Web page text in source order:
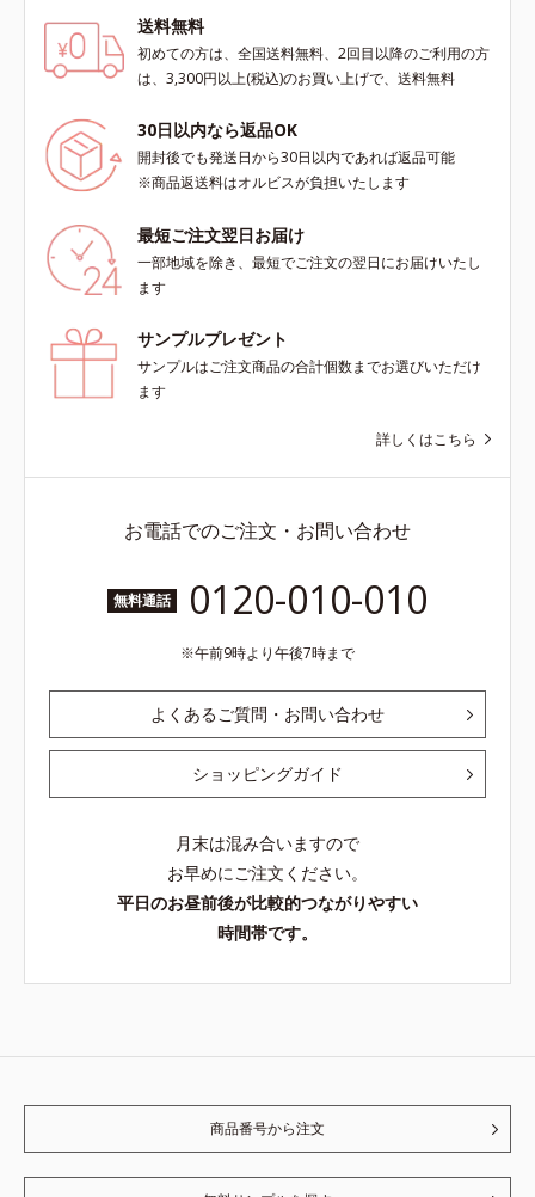
送料無料
初めての方は、全国送料無料、2回目以降のご利用の方
は、3,300円以上(税込)のお買い上げで、送料無料
30日以内なら返品OK
開封後でも発送日から30日以内であれば返品可能
※商品返送料はオルビスが負担いたします
最短ご注文翌日お届け
一部地域を除き、最短でご注文の翌日にお届けいたし
ます
サンプルプレゼント
サンプルはご注文商品の合計個数までお選びいただけ
ます
詳しくはこちら
お電話でのご注文・お問い合わせ
無料通話 0120-010-010
午前9時より午後7時まで
よくあるご質問・お問い合わせ
ショッピングガイド
月末は混み合いますので
お早めにご注文ください。
平日のお昼前後が比較的つながりやすい
時間帯です。
商品番号から注文